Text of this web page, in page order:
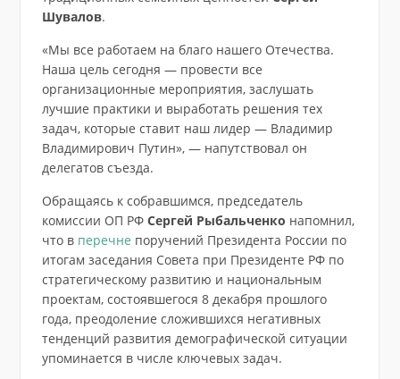
Шувалов.
«Мы все работаем на благо нашего Отечества.
Наша цель сегодня — провести все
организационные мероприятия, заслушать
лучшие практики и выработать решения тех
задач, которые ставит наш лидер — Владимир
Владимирович Путин», — напутствовал он
делегатов съезда.
Обращаясь к собравшимся, председатель
комиссии ОП РФ Сергей Рыбальченко напомнил,
что в перечне поручений Президента России по
итогам заседания Совета при Президенте РФ по
стратегическому развитию и национальным
проектам, состоявшегося 8 декабря прошлого
года, преодоление сложившихся негативных
тенденций развития демографической ситуации
упоминается в числе ключевых задач.